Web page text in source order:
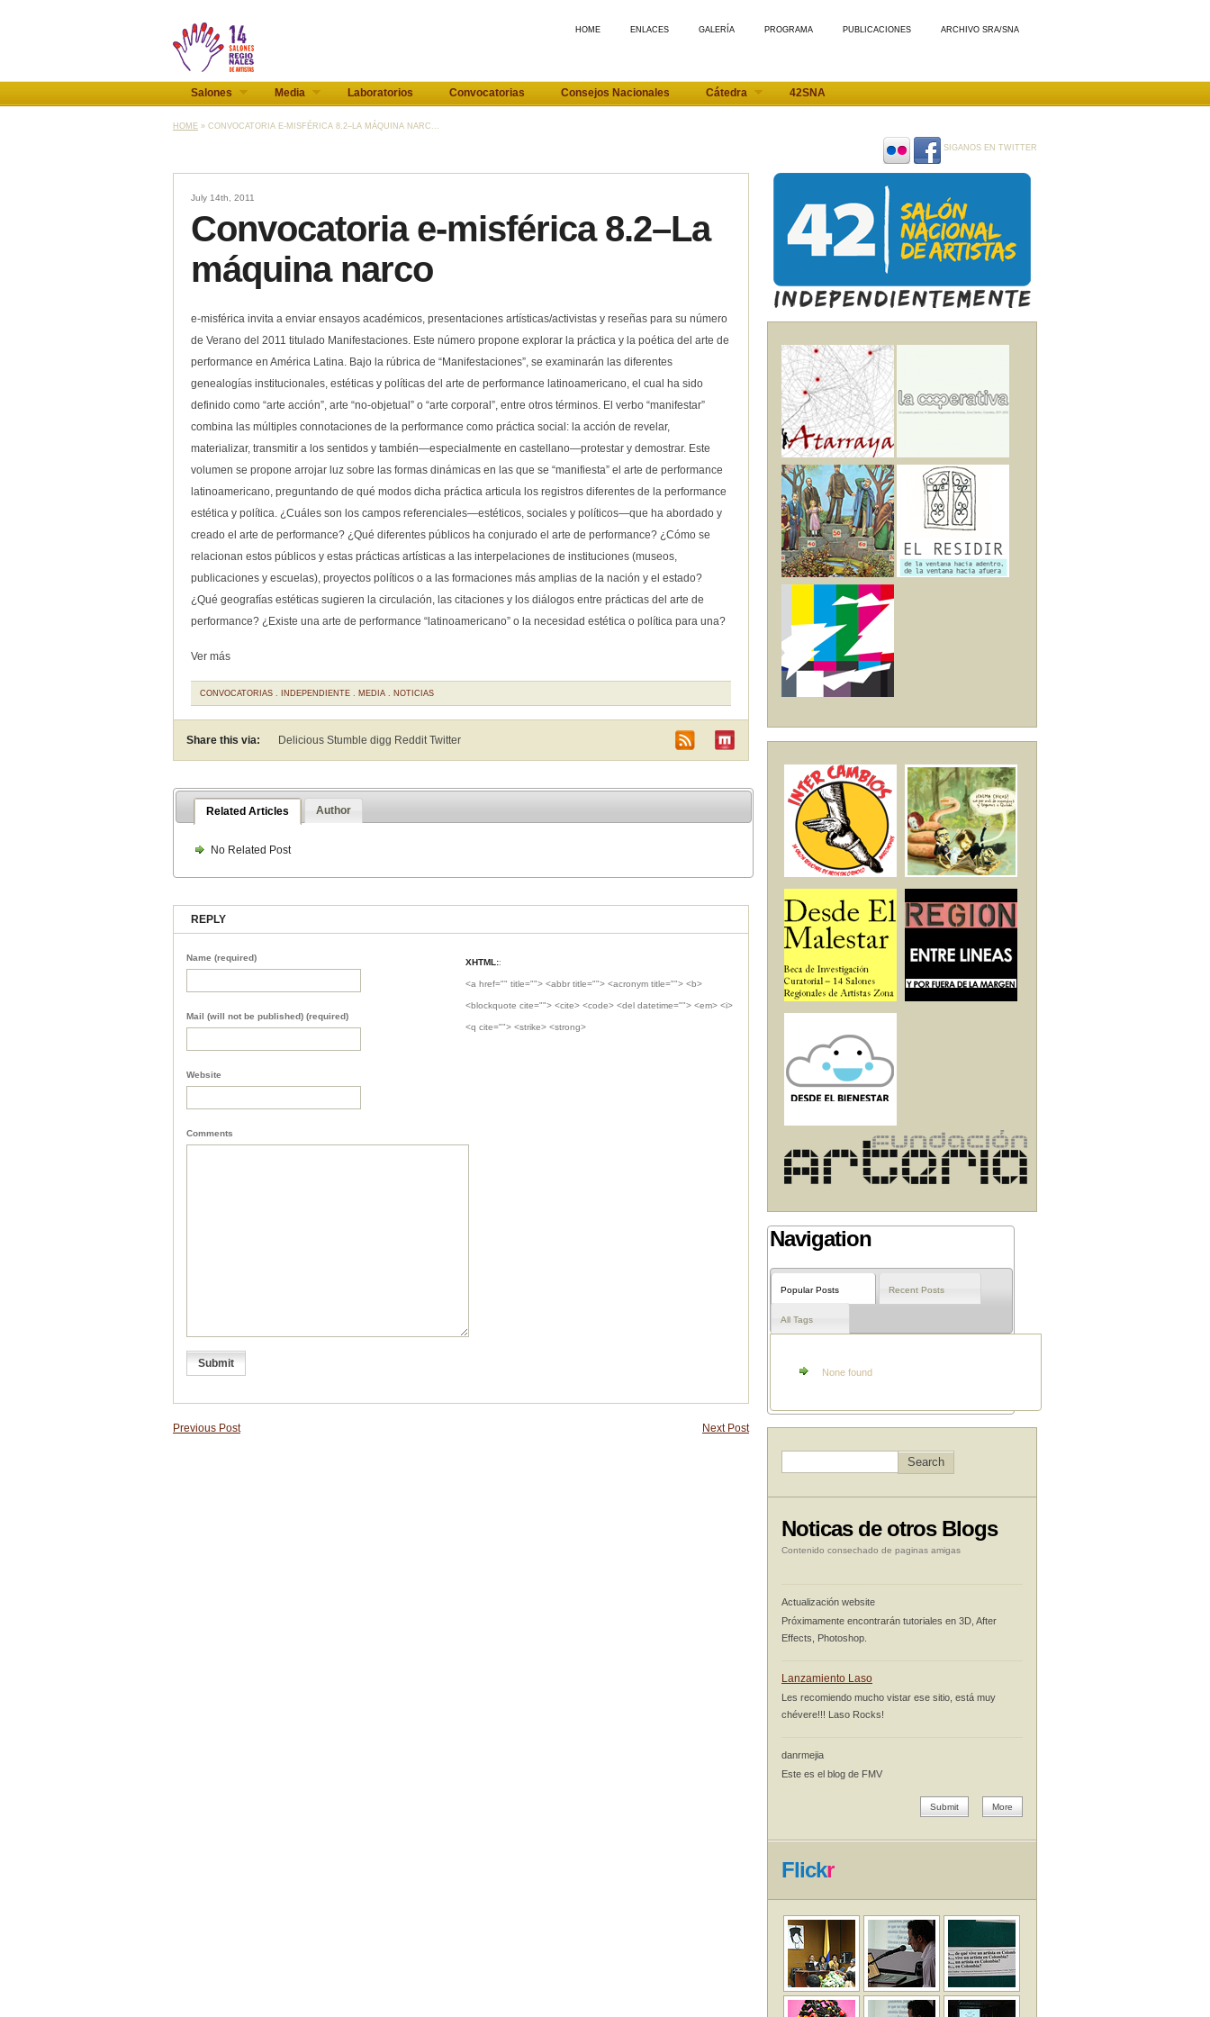
HOME ENLACES GALERÍA PROGRAMA PUBLICACIONES ARCHIVO SRA/SNA
Salones Media Laboratorios Convocatorias Consejos Nacionales Cátedra 42SNA
HOME » CONVOCATORIA E-MISFÉRICA 8.2–LA MÁQUINA NARC...
SIGANOS EN TWITTER
SIGANOS
FACEBOOK
SIGANOS
EN
FLICKR
July 14th, 2011
Convocatoria e-misférica 8.2–La
máquina narco
e-misférica invita a enviar ensayos académicos, presentaciones artísticas/activistas y reseñas para su número
de Verano del 2011 titulado Manifestaciones. Este número propone explorar la práctica y la poética del arte de
performance en América Latina. Bajo la rúbrica de “Manifestaciones”, se examinarán las diferentes
genealogías institucionales, estéticas y políticas del arte de performance latinoamericano, el cual ha sido
definido como “arte acción”, arte “no-objetual” o “arte corporal”, entre otros términos. El verbo “manifestar”
combina las múltiples connotaciones de la performance como práctica social: la acción de revelar,
materializar, transmitir a los sentidos y también—especialmente en castellano—protestar y demostrar. Este
volumen se propone arrojar luz sobre las formas dinámicas en las que se “manifiesta” el arte de performance
latinoamericano, preguntando de qué modos dicha práctica articula los registros diferentes de la performance
estética y política. ¿Cuáles son los campos referenciales—estéticos, sociales y políticos—que ha abordado y
creado el arte de performance? ¿Qué diferentes públicos ha conjurado el arte de performance? ¿Cómo se
relacionan estos públicos y estas prácticas artísticas a las interpelaciones de instituciones (museos,
publicaciones y escuelas), proyectos políticos o a las formaciones más amplias de la nación y el estado?
¿Qué geografías estéticas sugieren la circulación, las citaciones y los diálogos entre prácticas del arte de
performance? ¿Existe una arte de performance “latinoamericano” o la necesidad estética o política para una?
Ver más
CONVOCATORIAS . INDEPENDIENTE . MEDIA . NOTICIAS
Share this via: Delicious Stumble digg RedditTwitter
Related Articles Author
No Related Post
REPLY
XHTML::
<a href="" title=""> <abbr title=""> <acronym title=""> <b>
<blockquote cite=""> <cite> <code> <del datetime=""> <em> <i>
<q cite=""> <strike> <strong>
Name (required)
Mail (will not be published) (required)
Website
Comments
Previous Post Next Post
Navigation
Popular Posts Recent Posts
All Tags
None found
Noticas de otros Blogs
Contenido consechado de paginas amigas
Actualización website
Próximamente encontrarán tutoriales en 3D, After
Effects, Photoshop.
Lanzamiento Laso
Les recomiendo mucho vistar ese sitio, está muy
chévere!!! Laso Rocks!
danrmejia
Este es el blog de FMV
More
Submit
Flickr